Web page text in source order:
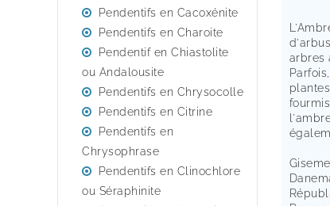
Pendentifs en Cacoxénite
Pendentifs en Charoite
Pendentif en Chiastolite
ou Andalousite
Pendentifs en Chrysocolle
Pendentifs en Citrine
Pendentifs en
Chrysophrase
Pendentifs en Clinochlore
ou Séraphinite
arbres